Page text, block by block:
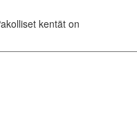
kentät on